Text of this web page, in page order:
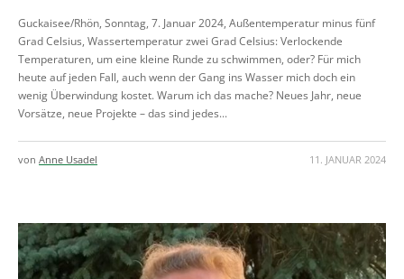
Guckaisee/Rhön, Sonntag, 7. Januar 2024, Außentemperatur minus fünf
Grad Celsius, Wassertemperatur zwei Grad Celsius: Verlockende
Temperaturen, um eine kleine Runde zu schwimmen, oder? Für mich
heute auf jeden Fall, auch wenn der Gang ins Wasser mich doch ein
wenig Überwindung kostet. Warum ich das mache? Neues Jahr, neue
Vorsätze, neue Projekte – das sind jedes...
11. JANUAR 2024
von Anne Usadel